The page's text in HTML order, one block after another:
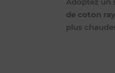
de coton
plus